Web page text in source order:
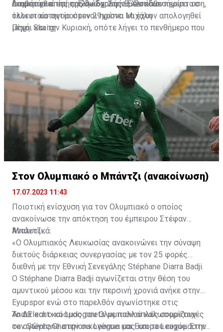
ενημερωθεί επί της δικογραφίας. Σε κάθε περίπτωση,
όλοι οι κατηγορούμενοι πρέπει να έχουν απολογηθεί
μέχρι και την Κυριακή, οπότε λήγει το πενθήμερο που
δικαστήρια της πρώην Σχολής Ευελπίδων.
Διαβάστε επίσης:Ελλάδα: Στην Ελευσίνα σήμερα το
τελευταίο αντίο στον 29χρονο Μιχάλη
Πηγή: Skai.gr
Στον Ολυμπιακό ο Μπάντζι (ανακοίνωση)
17.07.2023 11:43
Ποιοτική ενίσχυση για τον Ολυμπιακό ο οποίος
ανακοίνωσε την απόκτηση του έμπειρου Στέφαν
Μπάντζι.
Αναλυτικά:
«Ο Ολυμπιακός Λευκωσίας ανακοινώνει την σύναψη
διετούς διάρκειας συνεργασίας με τον 25 φορές
διεθνή με την Εθνική Σενεγάλης Stéphane Diarra Badji.
Ο Stéphane Diarra Badji αγωνίζεται στην θέση του
αμυντικού μέσου και την περσινή χρονιά ανήκε στην
Eyupspor ενώ στο παρελθόν αγωνίστηκε στις
Anderlecht και Ludogorets με πολλαπλές συμμετοχές
σε αγώνες Champions League και Europa League. Στην
Το ΔΣ και ο κόσμος του Ολυμπιακού καλωσορίζουν
τον Stéphane στην οικογένεια μας και του ευχόμαστε